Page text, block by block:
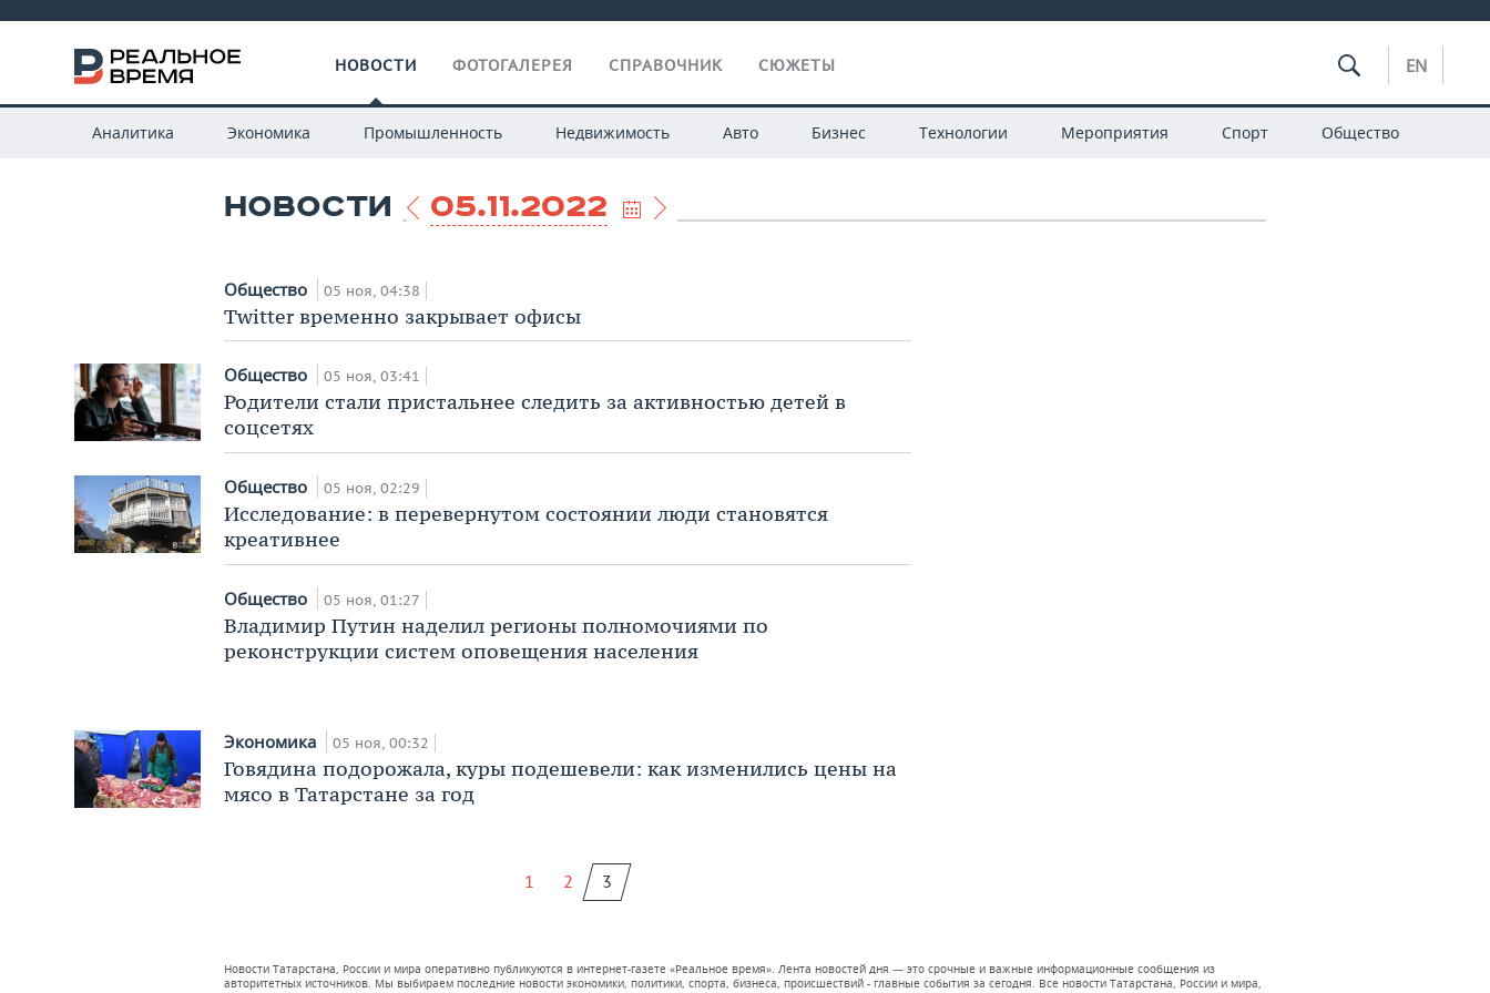
НОВОСТИ ФОТОГАЛЕРЕЯ СПРАВОЧНИК СЮЖЕТЫ EN
Аналитика Экономика Промышленность Недвижимость Авто Бизнес Технологии Мероприятия Спорт Общество
НОВОСТИ 05.11.2022
Общество 05 ноя, 04:38
Twitter временно закрывает офисы
Общество 05 ноя, 03:41
Родители стали пристальнее следить за активностью детей в
соцсетях
Общество 05 ноя, 02:29
Исследование: в перевернутом состоянии люди становятся
креативнее
Общество 05 ноя, 01:27
Владимир Путин наделил регионы полномочиями по
реконструкции систем оповещения населения
Экономика 05 ноя, 00:32
Говядина подорожала, куры подешевели: как изменились цены на
мясо в Татарстане за год
1 2 3
Новости Татарстана, России и мира оперативно публикуются в интернет-газете «Реальное время». Лента новостей дня — это срочные и важные информационные сообщения из
авторитетных источников. Мы выбираем последние новости экономики, политики, спорта, бизнеса, происшествий - главные события за сегодня. Все новости Татарстана, России и мира,